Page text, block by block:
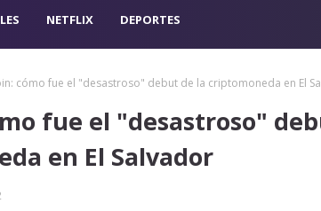
NETFLIX DEPORTES
cómo fue el "desastroso" debut de la criptomoneda en El
fue el "desastroso"
en El Salvador